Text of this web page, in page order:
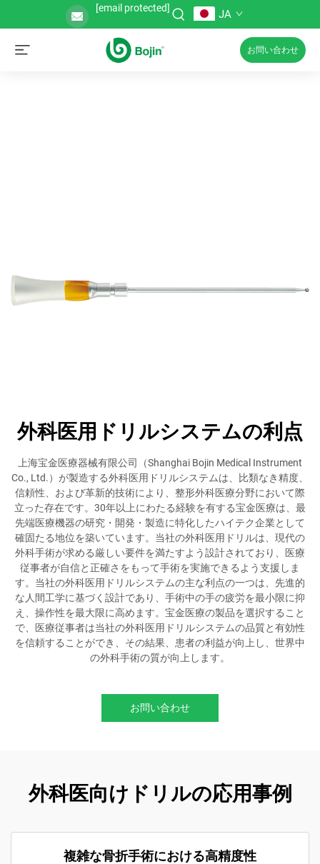
[email protected] JA
お問い合わせ
外科医用ドリルシステムの利点
上海宝金医療器械有限公司（Shanghai Bojin Medical Instrument
Co., Ltd.）が製造する外科医用ドリルシステムは、比類なき精度、
信頼性、および革新的技術により、整形外科医療分野において際
立った存在です。30年以上にわたる経験を有する宝金医療は、最
先端医療機器の研究・開発・製造に特化したハイテク企業として
確固たる地位を築いています。当社の外科医用ドリルは、現代の
外科手術が求める厳しい要件を満たすよう設計されており、医療
従事者が自信と正確さをもって手術を実施できるよう支援しま
す。当社の外科医用ドリルシステムの主な利点の一つは、先進的
な人間工学に基づく設計であり、手術中の手の疲労を最小限に抑
え、操作性を最大限に高めます。宝金医療の製品を選択すること
で、医療従事者は当社の外科医用ドリルシステムの品質と有効性
を信頼することができ、その結果、患者の利益が向上し、世界中
の外科手術の質が向上します。
お問い合わせ
外科医向けドリルの応用事例
複雑な骨折手術における高精度性